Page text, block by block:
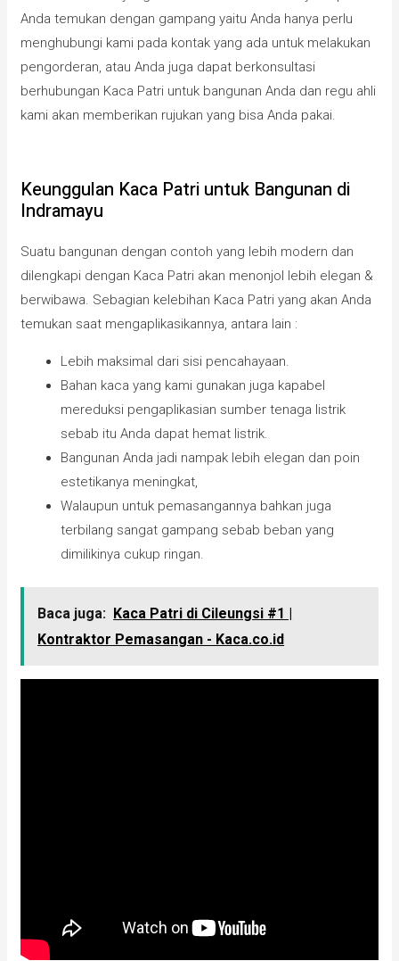
Anda temukan dengan gampang yaitu Anda hanya perlu
menghubungi kami pada kontak yang ada untuk melakukan
pengorderan, atau Anda juga dapat berkonsultasi
berhubungan Kaca Patri untuk bangunan Anda dan regu ahli
kami akan memberikan rujukan yang bisa Anda pakai.
Keunggulan Kaca Patri untuk Bangunan di
Indramayu
Suatu bangunan dengan contoh yang lebih modern dan
dilengkapi dengan Kaca Patri akan menonjol lebih elegan &
berwibawa. Sebagian kelebihan Kaca Patri yang akan Anda
temukan saat mengaplikasikannya, antara lain :
Lebih maksimal dari sisi pencahayaan.
Bahan kaca yang kami gunakan juga kapabel
mereduksi pengaplikasian sumber tenaga listrik
sebab itu Anda dapat hemat listrik.
Bangunan Anda jadi nampak lebih elegan dan poin
estetikanya meningkat,
Walaupun untuk pemasangannya bahkan juga
terbilang sangat gampang sebab beban yang
dimilikinya cukup ringan.
Baca juga: Kaca Patri di Cileungsi #1 |
Kontraktor Pemasangan - Kaca.co.id